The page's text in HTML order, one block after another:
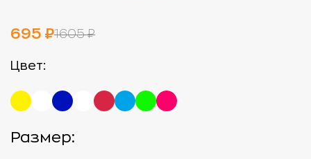
695 ₽1605 ₽
Цвет:
Размер: